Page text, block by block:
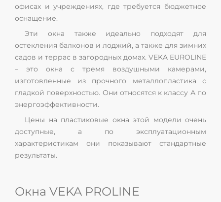
офисах и учреждениях, где требуется бюджетное
оснащение.
Эти окна также идеально подходят для
остекления балконов и лоджий, а также для зимних
садов и террас в загородных домах. VEKA EUROLINE
– это окна с тремя воздушными камерами,
изготовленные из прочного металлопластика с
гладкой поверхностью. Они относятся к классу А по
энергоэффективности.
Цены на пластиковые окна этой модели очень
доступные, а по эксплуатационным
характеристикам они показывают стандартные
результаты.
Окна VEKA PROLINE